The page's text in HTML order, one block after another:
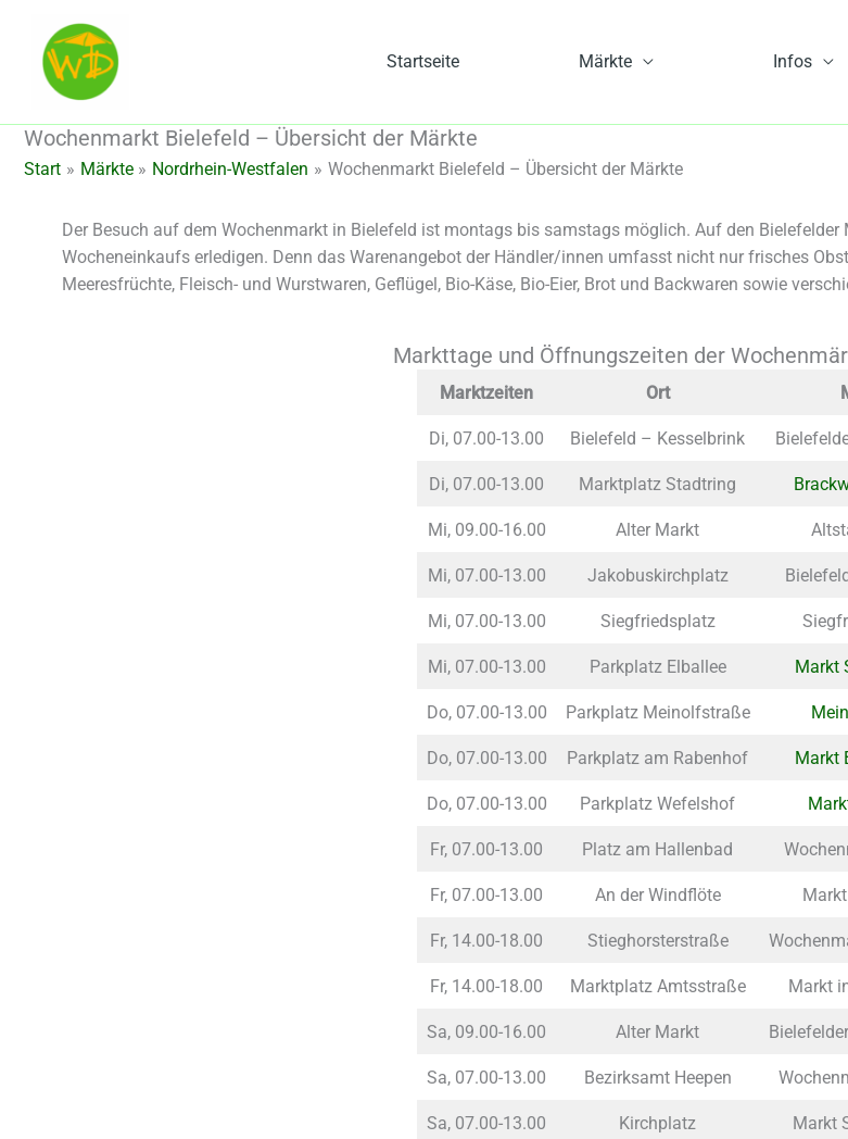
springen
Startseite Märkte Infos
Wochenmarkt Bielefeld – Übersicht der Märkte
Start Märkte Nordrhein-Westfalen Wochenmarkt Bielefeld – Übersicht der Märkte
Der Besuch auf dem Wochenmarkt in Bielefeld ist montags bis samstags möglich. Auf den
Wocheneinkaufs erledigen. Denn das Warenangebot der Händler/innen umfasst nicht nur frisches
Meeresfrüchte, Fleisch- und Wurstwaren, Geflügel, Bio-Käse, Bio-Eier, Brot und Backwaren sowie
Markttage und Öffnungszeiten der
Marktzeiten Ort
Di, 07.00-13.00 Bielefeld – Kesselbrink
Di, 07.00-13.00 Marktplatz Stadtring
Mi, 09.00-16.00 Alter Markt
Mi, 07.00-13.00 Jakobuskirchplatz
Mi, 07.00-13.00 Siegfriedsplatz
Mi, 07.00-13.00 Parkplatz Elballee Markt
Do, 07.00-13.00 Parkplatz Meinolfstraße
Do, 07.00-13.00 Parkplatz am Rabenhof Markt
Do, 07.00-13.00 Parkplatz Wefelshof
Fr, 07.00-13.00 Platz am Hallenbad
Fr, 07.00-13.00 An der Windflöte
Fr, 14.00-18.00 Stieghorsterstraße
Fr, 14.00-18.00 Marktplatz Amtsstraße Markt
Sa, 09.00-16.00 Alter Markt
Sa, 07.00-13.00 Bezirksamt Heepen
Sa, 07.00-13.00 Kirchplatz Markt